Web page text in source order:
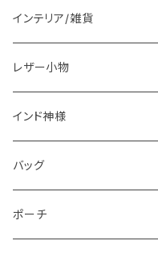
ブラウス
ワンピース
パンツ
インド伝統衣装
レザージャケット
ブレスレット
ネックレス
カチューシャ
ランチョンマット
ラグマット
マルチカバー
クッション
スツール
インテリア/雑貨
置物
食器
カレンダー
レザー小物
財布
アニマルコインケース
コインケース
インド神様
バッグ
ポーチ